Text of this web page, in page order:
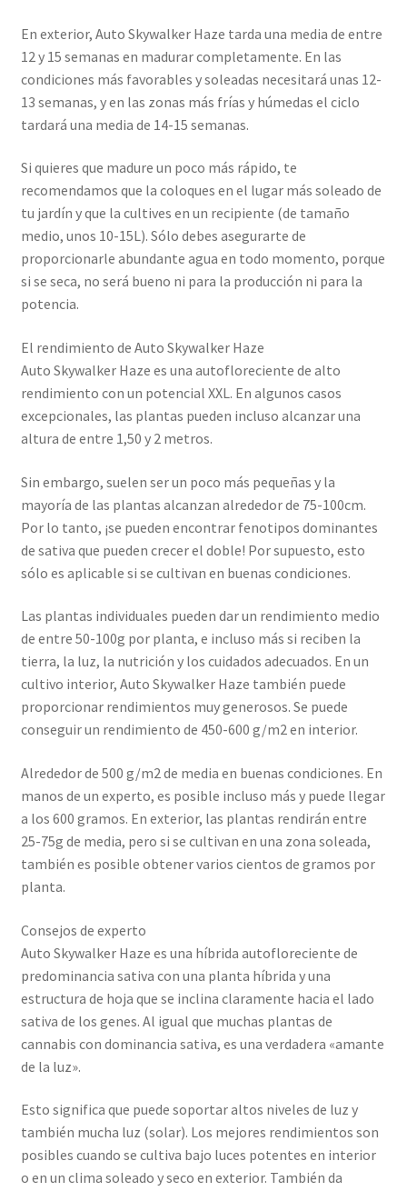
En exterior, Auto Skywalker Haze tarda una media de entre
12 y 15 semanas en madurar completamente. En las
condiciones más favorables y soleadas necesitará unas 12-
13 semanas, y en las zonas más frías y húmedas el ciclo
tardará una media de 14-15 semanas.
Si quieres que madure un poco más rápido, te
recomendamos que la coloques en el lugar más soleado de
tu jardín y que la cultives en un recipiente (de tamaño
medio, unos 10-15L). Sólo debes asegurarte de
proporcionarle abundante agua en todo momento, porque
si se seca, no será bueno ni para la producción ni para la
potencia.
El rendimiento de Auto Skywalker Haze
Auto Skywalker Haze es una autofloreciente de alto
rendimiento con un potencial XXL. En algunos casos
excepcionales, las plantas pueden incluso alcanzar una
altura de entre 1,50 y 2 metros.
Sin embargo, suelen ser un poco más pequeñas y la
mayoría de las plantas alcanzan alrededor de 75-100cm.
Por lo tanto, ¡se pueden encontrar fenotipos dominantes
de sativa que pueden crecer el doble! Por supuesto, esto
sólo es aplicable si se cultivan en buenas condiciones.
Las plantas individuales pueden dar un rendimiento medio
de entre 50-100g por planta, e incluso más si reciben la
tierra, la luz, la nutrición y los cuidados adecuados. En un
cultivo interior, Auto Skywalker Haze también puede
proporcionar rendimientos muy generosos. Se puede
conseguir un rendimiento de 450-600 g/m2 en interior.
Alrededor de 500 g/m2 de media en buenas condiciones. En
manos de un experto, es posible incluso más y puede llegar
a los 600 gramos. En exterior, las plantas rendirán entre
25-75g de media, pero si se cultivan en una zona soleada,
también es posible obtener varios cientos de gramos por
planta.
Consejos de experto
Auto Skywalker Haze es una híbrida autofloreciente de
predominancia sativa con una planta híbrida y una
estructura de hoja que se inclina claramente hacia el lado
sativa de los genes. Al igual que muchas plantas de
cannabis con dominancia sativa, es una verdadera «amante
de la luz».
Esto significa que puede soportar altos niveles de luz y
también mucha luz (solar). Los mejores rendimientos son
posibles cuando se cultiva bajo luces potentes en interior
o en un clima soleado y seco en exterior. También da